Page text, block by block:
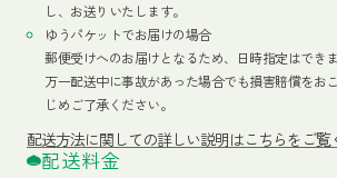
し、お送りいたします。
ゆうパケットでお届けの場合
郵便受けへのお届けとなるため、日時指定はできま
万一配送中に事故があった場合でも損害賠償をお
じめご了承ください。
配送方法に関しての詳しい説明はこちらをご覧
配送料金